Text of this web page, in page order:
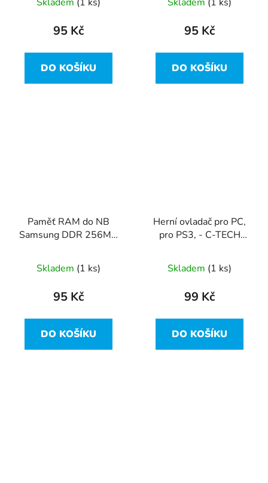
95 Kč
DO KOŠÍKU
95 Kč
DO KOŠÍKU
Paměť RAM do NB
Samsung DDR 256MB
M470L3224FT0-CB3
Skladem (1 ks)
95 Kč
DO KOŠÍKU
Herní ovladač pro PC,
pro PS3, - C-TECH
Skladem (1 ks)
99 Kč
DO KOŠÍKU